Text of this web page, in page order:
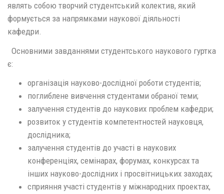
являть собою творчий студентський колектив, який
формується за напрямками наукової діяльності
кафедри.
Основними завданнями студентського наукового гуртка
є:
організація науково-дослідної роботи студентів;
поглиблене вивчення студентами обраної теми;
залучення студентів до наукових проблем кафедри;
розвиток у студентів компетентностей науковця,
дослідника;
залучення студентів до участі в наукових
конференціях, семінарах, форумах, конкурсах та
інших науково-дослідних і просвітницьких заходах;
сприяння участі студентів у міжнародних проектах,